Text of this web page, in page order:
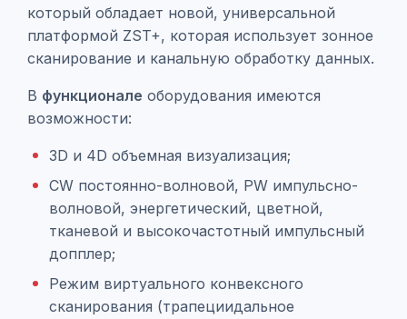
который обладает новой, универсальной
платформой ZST+, которая использует зонное
сканирование и канальную обработку данных.
В функционале оборудования имеются
возможности:
3D и 4D объемная визуализация;
CW постоянно-волновой, PW импульсно-
волновой, энергетический, цветной,
тканевой и высокочастотный импульсный
допплер;
Режим виртуального конвексного
сканирования (трапециидальное